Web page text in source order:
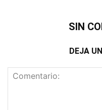
SIN
DEJA